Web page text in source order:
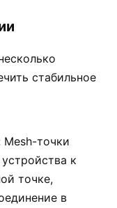
стабильное
Mesh-точки
к
точке,
в